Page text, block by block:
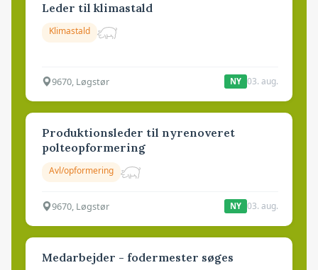
Leder til klimastald
Klimastald
9670, Løgstør NY 03. aug.
Produktionsleder til nyrenoveret
polteopformering
Avl/opformering
9670, Løgstør NY 03. aug.
Medarbejder - fodermester søges